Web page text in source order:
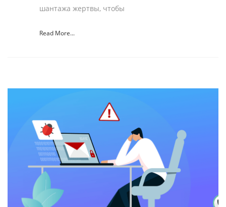
шантажа жертвы, чтобы
Read More...